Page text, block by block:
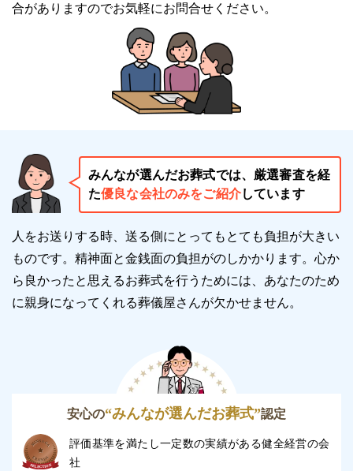
合がありますのでお気軽にお問合せください。
みんなが選んだお葬式では、厳選審査を経
た優良な会社のみをご紹介しています
人をお送りする時、送る側にとってもとても負担が大きい
ものです。精神面と金銭面の負担がのしかかります。 心か
ら良かったと思えるお葬式を行うためには、あなたのため
に親身になってくれる葬儀屋さんが欠かせません。
安心の“みんなが選んだお葬式”認定
評価基準を満たし一定数の実績がある健全経営の会
社